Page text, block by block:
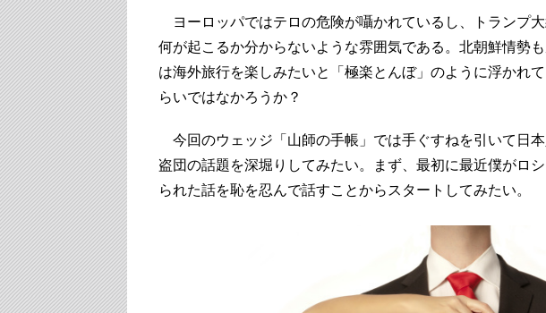
ヨーロッパではテロの危険が囁かれているし、トランプ
何が起こるか分からないような雰囲気である。北朝鮮情勢
は海外旅行を楽しみたいと「極楽とんぼ」のように浮かれ
らいではなかろうか？
今回のウェッジ「山師の手帳」では手ぐすねを引いて日
盗団の話題を深堀りしてみたい。まず、最初に最近僕がロ
られた話を恥を忍んで話すことからスタートしてみたい。